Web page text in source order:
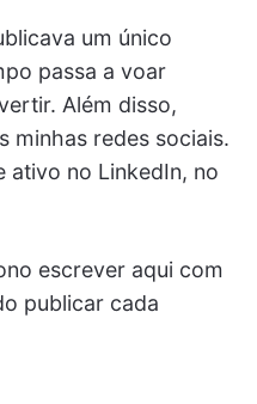
um único
passa a voar
Além disso,
minhas redes sociais.
ativo no LinkedIn, no
escrever aqui com
publicar cada